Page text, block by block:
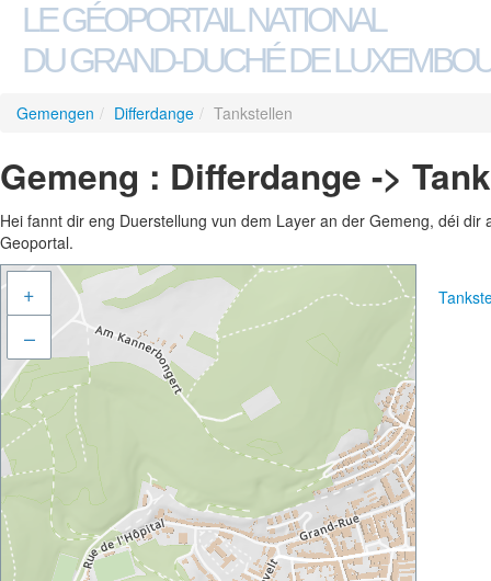
LE GÉOPORTAIL NATIONAL
DU GRAND-DUCHÉ DE
Gemengen / Differdange / Tankstellen
Gemeng : Differdange ->
Hei fannt dir eng Duerstellung vun dem Layer an der Gemeng, déi
Geoportal.
+
–